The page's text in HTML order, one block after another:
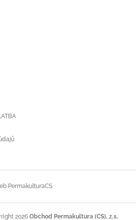
PermakulturaCS
2026Obchod Permakultura (CS), z.s..